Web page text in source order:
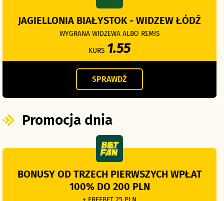
JAGIELLONIA BIAŁYSTOK - WIDZEW ŁÓDŹ
WYGRANA WIDZEWA ALBO REMIS
KURS 1.55
SPRAWDŹ
Promocja dnia
BONUSY OD TRZECH PIERWSZYCH WPŁAT
100% DO 200 PLN